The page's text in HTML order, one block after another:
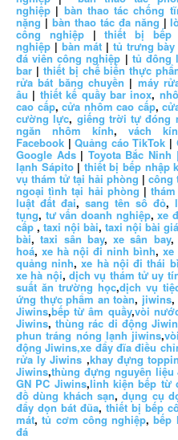
nghiệp | bàn thao tác chống
nặng| bàn thao tác đa năng|
công nghiệp|thiết bị bếp
nghiệp |bàn mát | tủ trưng bày
đá viên công nghiệp | tủ đông
bar | thiết bị chế biến thực
rửa bát băng chuyền | máy
âu | thiết kế quầy bar inox,
cao cấp, cửa nhôm cao cấp,
cường lực, giếng trời tự đóng
ngăn nhôm kính, vách
Facebook |Quảng cáo TikTok |
Google Ads| Toyota Bắc Ninh |
lạnh Sápito |thiết bị bếp nhập
vụ thám tử tại hải phòng | công
ngoại tình tại hải phòng |
luật đất đai, sang tên sổ đỏ,
tụng, tư vấn doanh nghiệp,xe
cấp, taxi nội bài, taxi nội bài
bài,taxi sân bay,xe sân bay
hoá, xe hà nội đi ninh bình, xe
quảng ninh,xe hà nội đi thái
xe hà nội,dịch vụ thám tử uy
suất ăn trường học,dịch vụ
ứng thực phẩm an toàn, jiwins,
Jiwins,bếp từ âm quầy,vòi
Jiwins,thùng rác di động
phun tráng nóng lạnh jiwins,
động Jiwins,xe đẩy đĩa điều
rửa ly Jiwins ,khay đựng
Jiwins,thùng đựng nguyên liệu
GN PC Jiwins,linh kiện bếp từ
đồ dùng khách sạn,dụng cụ
đẩy dọn bát đũa,thiết bị bếp
mát,tủ cơm công nghiệp,bếp
đá